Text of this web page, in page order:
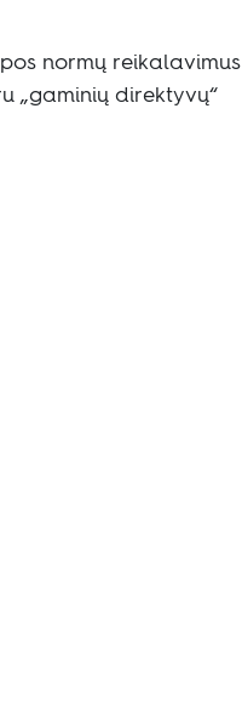
normų reikalavimus
„gaminių direktyvų“